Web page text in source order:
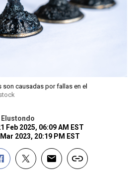
son causadas por fallas en el
Feb 2025, 06:09 AM EST
2023, 20:19 PM EST